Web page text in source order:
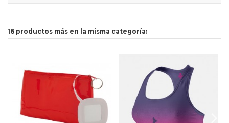
16 productos más en la misma categoría: